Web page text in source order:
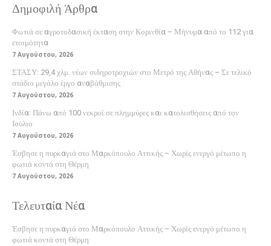
Δημοφιλή Άρθρα
Φωτιά σε αγροτοδασική έκταση στην Κορινθία – Μήνυμα από το 112 για
ετοιμότητα
7 Αυγούστου, 2026
ΣΤΑΣΥ: 29,4 χλμ. νέων σιδηροτροχιών στο Μετρό της Αθήνας – Σε τελικό
στάδιο μεγάλο έργο αναβάθμισης
7 Αυγούστου, 2026
Ινδία: Πάνω από 100 νεκροί σε πλημμύρες και κατολισθήσεις από τον
Ιούλιο
7 Αυγούστου, 2026
Έσβησε η πυρκαγιά στο Μαρκόπουλο Αττικής – Χωρίς ενεργό μέτωπο η
φωτιά κοντά στη Θέρμη
7 Αυγούστου, 2026
Τελευταία Νέα
Έσβησε η πυρκαγιά στο Μαρκόπουλο Αττικής – Χωρίς ενεργό μέτωπο η
φωτιά κοντά στη Θέρμη